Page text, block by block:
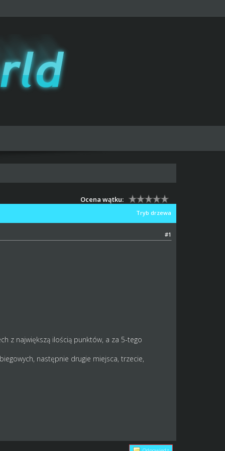
Ocena wątku:
Tryb drzewa
#1
z największą ilością punktów, a za 5-tego
następnie drugie miejsca, trzecie,